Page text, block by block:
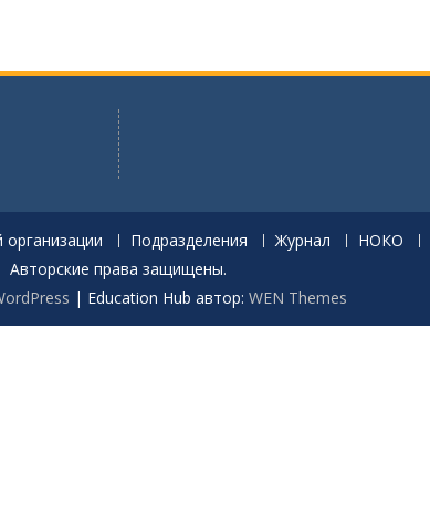
Подразделения Журнал НОКО
Авторские права защищены.
| Education Hub автор: WEN Themes